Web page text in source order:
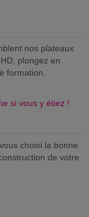
nos plateaux
plongez en
formation.
si vous y étiez !
choisi la bonne
de votre